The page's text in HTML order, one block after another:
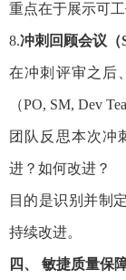
重点在于展示可
8.冲刺回顾会议（
在冲刺评审之后
（PO, SM, Dev
团队反思本次冲
进？如何改进？
目的是识别并制
持续改进。
四、 敏捷质量保